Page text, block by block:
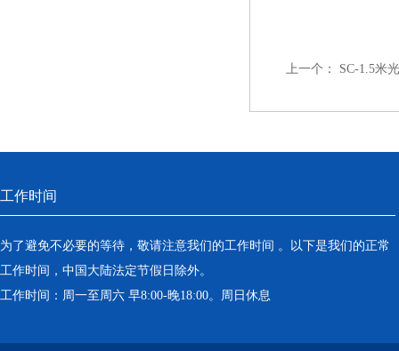
上一个： SC-1.5米
工作时间
为了避免不必要的等待，敬请注意我们的工作时间 。以下是我们的正常
工作时间，中国大陆法定节假日除外。
工作时间：周一至周六 早8:00-晚18:00。周日休息